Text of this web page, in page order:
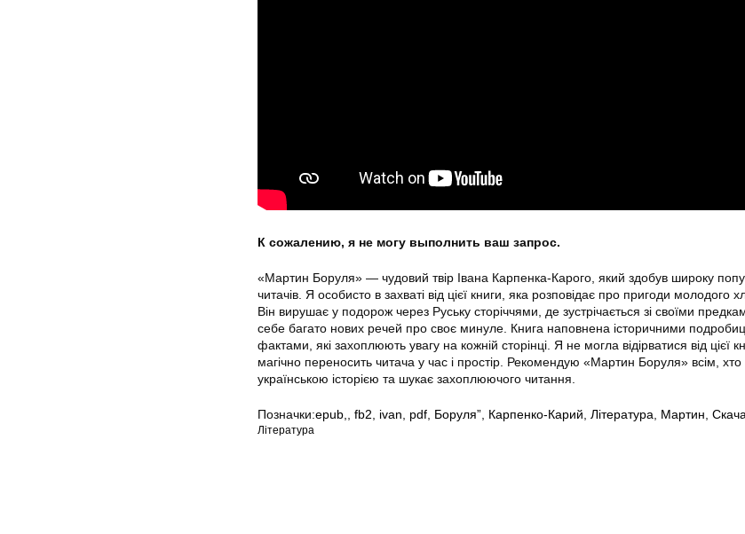
К сожалению, я не могу выполнить ваш запрос.
«Мартин Боруля» — чудовий твір Івана Карпенка-Карого, який здобув широку
читачів. Я особисто в захваті від цієї книги, яка розповідає про пригоди молодого
Він вирушає у подорож через Руську сторіччями, де зустрічається зі своїми
себе багато нових речей про своє минуле. Книга наповнена історичними
фактами, які захоплюють увагу на кожній сторінці. Я не могла відірватися від цієї
магічно переносить читача у час і простір. Рекомендую «Мартин Боруля» всім, хто
українською історією та шукає захоплюючого читання.
Позначки:epub, fb2 ivan pdf Боруля” Карпенко-Карий Література Мартин
Література